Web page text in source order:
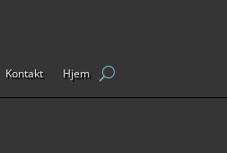
Kontakt Hjem